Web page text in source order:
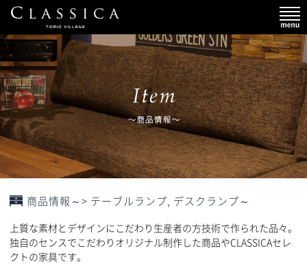
商品情報～> テーブルランプ, デスクランプ～
上質な素材とデザインにこだわり生産者の方技術で作られた品々。
独自のセンスでこだわりオリジナル制作した商品やCLASSICAセレ
クトの家具です。